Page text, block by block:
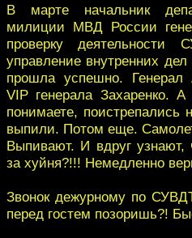
В марте начальник
милиции МВД России
проверку деятельности
управление внутренних
прошла успешно.
VIP генерала Захаренко.
понимаете,
выпили. Потом еще.
Выпивают. И вдруг узнают,
за хуйня?!!! Немедленно
Звонок дежурному по
перед гостем позоришь?!